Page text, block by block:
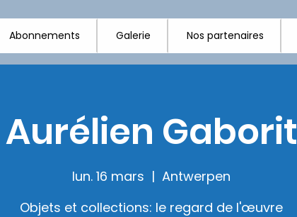
Abonnements Galerie Nos partenaires
Aurélien Gaborit
lun. 16 mars
  |
Antwerpen
Objets et collections: le regard de l'œuvre